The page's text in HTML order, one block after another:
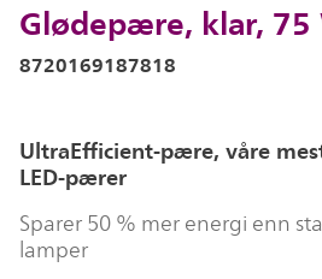
Glødepære, klar, 75
8720169187818
UltraEfficient-pære, våre
LED-pærer
Sparer 50 % mer energi enn
lamper